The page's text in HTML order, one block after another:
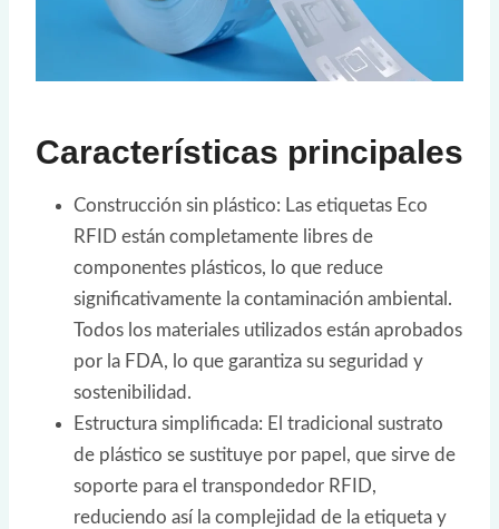
Características principales
Construcción sin plástico: Las etiquetas Eco
RFID están completamente libres de
componentes plásticos, lo que reduce
significativamente la contaminación ambiental.
Todos los materiales utilizados están aprobados
por la FDA, lo que garantiza su seguridad y
sostenibilidad.
Estructura simplificada: El tradicional sustrato
de plástico se sustituye por papel, que sirve de
soporte para el transpondedor RFID,
reduciendo así la complejidad de la etiqueta y